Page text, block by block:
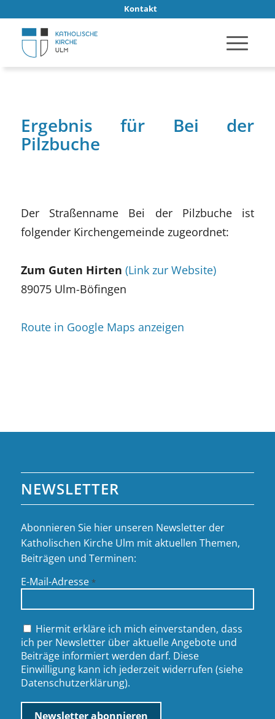
Kontakt
Ergebnis für Bei der
Pilzbuche
Der Straßenname Bei der Pilzbuche ist
folgender Kirchengemeinde zugeordnet:
Zum Guten Hirten (Link zur Website)
89075 Ulm-Böfingen
Route in Google Maps anzeigen
NEWSLETTER
Abonnieren Sie hier unseren Newsletter der
Katholischen Kirche Ulm mit aktuellen Themen,
Beiträgen und Terminen:
E-Mail-Adresse *
Hiermit erkläre ich mich einverstanden, dass
ich per Newsletter über aktuelle Angebote und
Beiträge informiert werden darf. Diese
Einwilligung kann ich jederzeit widerrufen (siehe
Datenschutzerklärung).